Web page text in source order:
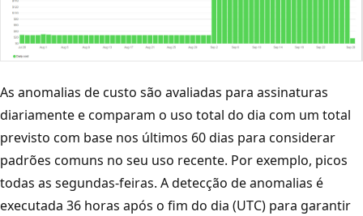
As anomalias de custo são avaliadas para assinaturas
diariamente e comparam o uso total do dia com um total
previsto com base nos últimos 60 dias para considerar
padrões comuns no seu uso recente. Por exemplo, picos
todas as segundas-feiras. A detecção de anomalias é
executada 36 horas após o fim do dia (UTC) para garantir